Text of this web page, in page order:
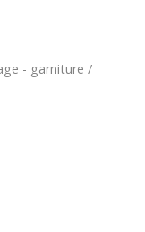
- garniture /